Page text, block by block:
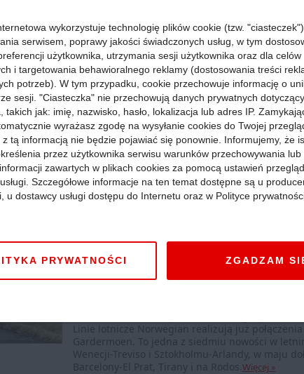
Wydarzenia »13 kwietnia 2022, godz. 07:56
Nowy
wystartował
Pierwszy samolot nowego
Linie lotnicze Norwegian realizują już
Gardermoen. To jedna z siedmiu nowości w
Wenecji-Treviso i Sztokholmu-Arlandy, w maju
Barcelony-El Prat, Tirany i na Rodos. Więcej »
wykorzystuje technologię plików cookie (tzw.
serwisem, poprawy jakości świadczonych usług, w tym
użytkownika, utrzymania sesji użytkownika oraz dla celów
i targetowania behawioralnego reklamy (dostosowania treści
potrzeb). W tym przypadku, cookie przechowuje informację o
sesji. "Ciasteczka" nie przechowują danych prywatnych
takich jak: imię, nazwisko, hasło, lokalizacja lub adres IP.
wyrażasz zgodę na wysyłanie cookies do Twojej
tą informacją nie będzie pojawiać się ponownie. Informujemy, że
przez użytkownika serwisu warunków przechowywania lub
zawartych w plikach cookies za pomocą ustawień
Szczegółowe informacje na ten temat dostępne są u
u dostawcy usługi dostępu do Internetu oraz w Polityce
PRYWATNOŚCI ZGADZAM